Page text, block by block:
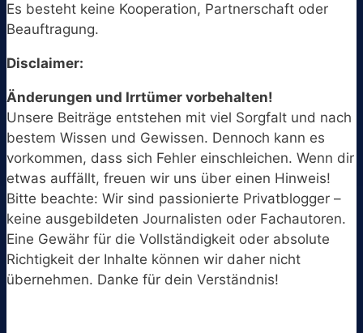
Es besteht keine Kooperation, Partnerschaft oder
Beauftragung.
Disclaimer:
Änderungen und Irrtümer vorbehalten!
Unsere Beiträge entstehen mit viel Sorgfalt und nach
bestem Wissen und Gewissen. Dennoch kann es
vorkommen, dass sich Fehler einschleichen. Wenn dir
etwas auffällt, freuen wir uns über einen Hinweis!
Bitte beachte: Wir sind passionierte Privatblogger –
keine ausgebildeten Journalisten oder Fachautoren.
Eine Gewähr für die Vollständigkeit oder absolute
Richtigkeit der Inhalte können wir daher nicht
übernehmen. Danke für dein Verständnis!